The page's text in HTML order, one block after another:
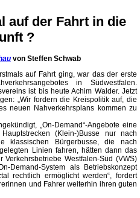
auf der Fahrt in die
?
von Steffen Schwab
auf Fahrt ging, war das der erste
in Südwestfalen.
ist bis heute Achim Walder. Jetzt
„Wir fordern die Kreispolitik auf, die
neuen Nahverkehrsplans kommen zu
„On-Demand“-Angebote eine
(Klein-)Busse nur nach
klassischen Bürgerbusse, die nach
Linien fahren, hätten dann das
Westfalen-Süd (VWS)
Demand-System als Betriebskonzept
rechtlich ermöglicht werden“, fordert
und Fahrer weiterhin ihren guten